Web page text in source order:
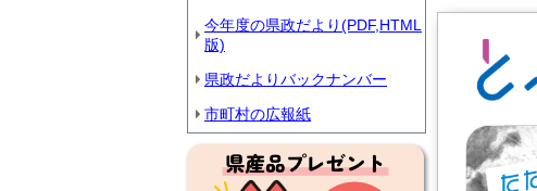
今年度の県政だより(PDF,HTML
版)
県政だよりバックナンバー
市町村の広報紙